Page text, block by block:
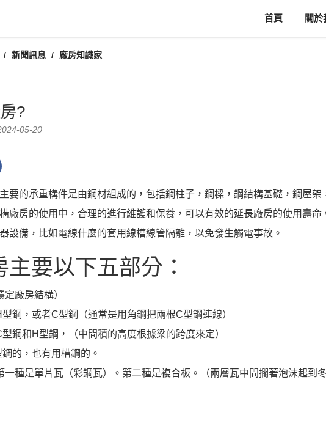
首頁 關於
新聞訊息 廠房知識家
?
05-20
要的承重構件是由鋼材組成的，包括鋼柱子，鋼樑，鋼結構基礎，鋼屋
廠房的使用中，合理的進行維護和保養，可以有效的延長廠房的使用壽
設備，比如電線什麼的套用線槽線管隔離，以免發生觸電事故。
要以下五部分：
廠房結構）
鋼，或者C型鋼（通常是用角鋼把兩根C型鋼連線）
鋼和H型鋼，（中間積的高度根據梁的跨度來定）
的，也有用槽鋼的。
一種是單片瓦（彩鋼瓦）。第二種是複合板。（兩層瓦中間擱著泡沫起到